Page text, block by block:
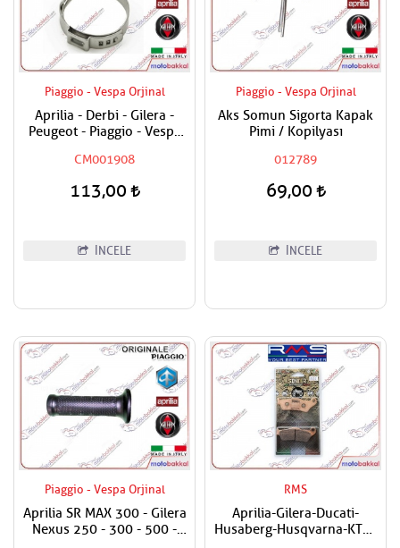
Piaggio - Vespa Orjinal
Aprilia - Derbi - Gilera -
Peugeot - Piaggio - Vespa
Kelepçesi
CM001908
113,00
İNCELE
Piaggio - Vespa Orjinal
Aks Somun Sigorta Kapak
Pimi / Kopilyası
012789
69,00
İNCELE
Piaggio - Vespa Orjinal
Aprilia SR MAX 300 - Gilera
Nexus 250 - 300 - 500 -
RMS
Aprilia-Gilera-Ducati-
Husaberg-Husqvarna-KTM-